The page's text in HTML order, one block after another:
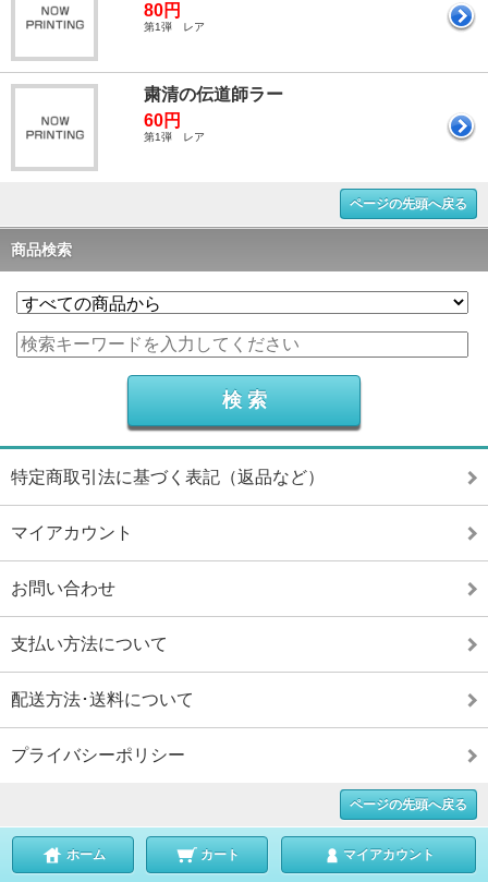
80円
第1弾 レア
粛清の伝道師ラー
60円
第1弾 レア
ページの先頭へ戻る
商品検索
特定商取引法に基づく表記（返品など）
マイアカウント
お問い合わせ
支払い方法について
配送方法･送料について
プライバシーポリシー
ページの先頭へ戻る
ホーム カート マイアカウント